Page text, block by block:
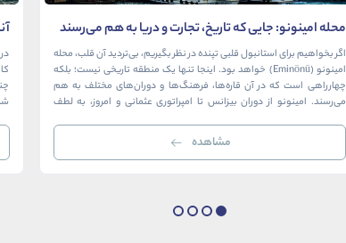
محله امینونو: جایی که تاریخ، تجارت و دریا به هم می‌رسند
اگر بخواهیم برای استانبول قلبی تپنده در نظر بگیریم، بی‌تردید آن قلب، محله
امینونو (Eminönü) خواهد بود. اینجا تنها یک منطقه تاریخی نیست؛ بلکه
چهارراهی است که در آن قاره‌ها، فرهنگ‌ها و دوران‌های مختلف به هم
می‌رسند. امینونو از دوران بیزانس تا امپراتوری عثمانی و امروز، به لطف
مشاهده